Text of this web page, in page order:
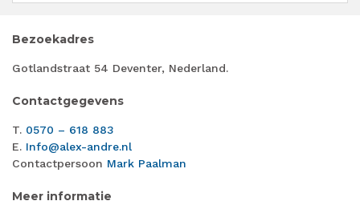
Bezoekadres
Gotlandstraat 54 Deventer, Nederland.
Contactgegevens
T. 0570 – 618 883
E. Info@alex-andre.nl
Contactpersoon Mark Paalman
Meer informatie